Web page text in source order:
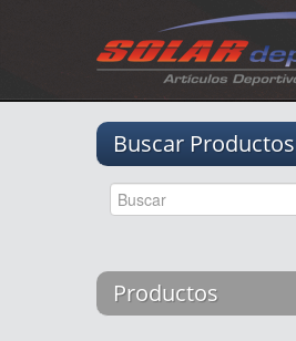
Buscar Productos
Productos